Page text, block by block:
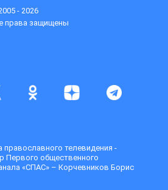
- 2026
права защищены
православного телевидения -
Первого общественного
«СПАС» – Корчевников Борис